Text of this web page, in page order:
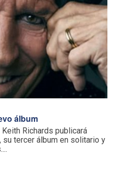
álbum
Richards publicará
tercer álbum en solitario y